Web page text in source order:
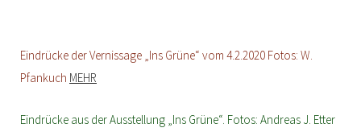
Eindrücke der Vernissage „Ins Grüne“ vom 4.2.2020 Fotos: W.
Pfankuch MEHR
Eindrücke aus der Ausstellung „Ins Grüne“. Fotos: Andreas J. Etter